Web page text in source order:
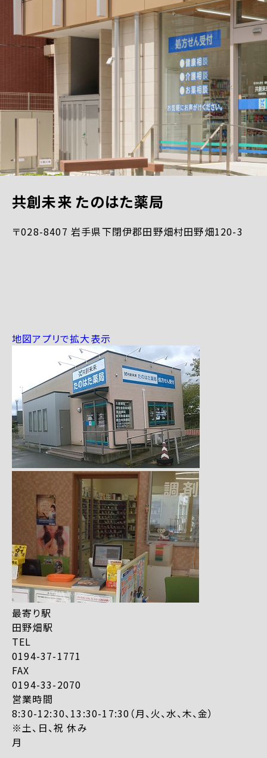
共創未来 たのはた薬局
〒028-8407 岩手県下閉伊郡田野畑村田野畑120-3
地図アプリで拡大表示
最寄り駅
田野畑駅
TEL
0194-37-1771
FAX
0194-33-2070
営業時間
8:30-12:30、13:30-17:30（月、火、水、木、金）
※土、日、祝 休み
月